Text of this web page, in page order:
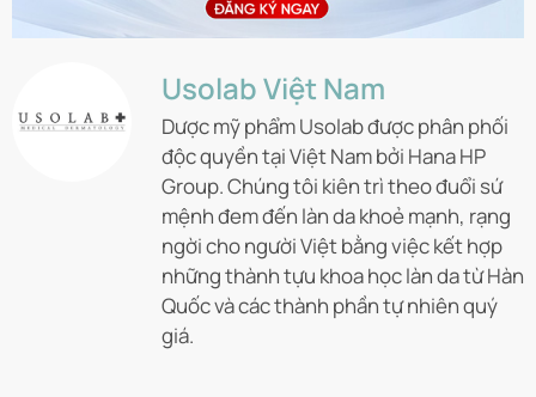
Usolab Việt Nam
Dược mỹ phẩm Usolab được phân phối
độc quyền tại Việt Nam bởi Hana HP
Group. Chúng tôi kiên trì theo đuổi sứ
mệnh đem đến làn da khoẻ mạnh, rạng
ngời cho người Việt bằng việc kết hợp
những thành tựu khoa học làn da từ Hàn
Quốc và các thành phần tự nhiên quý
giá.